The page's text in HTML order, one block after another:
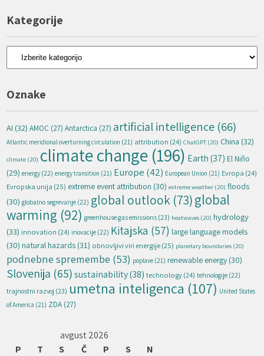
Kategorije
Kategorije
Oznake
AI (32) AMOC (27) Antarctica (27) artificial intelligence (66)
Atlantic meridional overturning circulation (21) attribution (24) ChatGPT (20) China (32)
climate (20) climate change (196) Earth (37) El Niño
(29) energy (22) energy transition (21) Europe (42) European Union (21) Evropa (24)
Evropska unija (25) extreme event attribution (30) extreme weather (20) floods
(30) globalno segrevanje (22) global outlook (73)global
warming (92) greenhouse gas emissions (23) heatwaves (20) hydrology
(33) innovation (24) inovacije (22) Kitajska (57) large language models
(30) natural hazards (31) obnovljivi viri energije(25) planetary boundaries (20)
podnebne spremembe (53) poplave (21) renewable energy (30)
Slovenija (65) sustainability(38) technology(24) tehnologije (22)
trajnostni razvoj (23) umetna inteligenca (107) United States
of America (21) ZDA (27)
avgust 2026
P
T S Č P S
N